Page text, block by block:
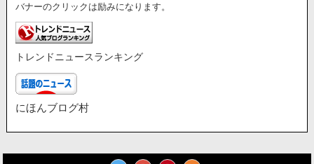
バナーのクリックは励みになります。
トレンドニュースランキング
にほんブログ村